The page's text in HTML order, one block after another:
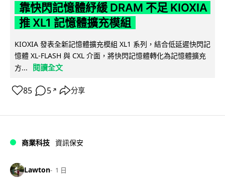
靠快閃記憶體紓緩 DRAM 不足 KIOXIA
推 XL1 記憶體擴充模組
KIOXIA 發表全新記憶體擴充模組 XL1 系列，結合低延遲快閃記
憶體 XL-FLASH 與 CXL 介面，將快閃記憶體轉化為記憶體擴充
方...
閱讀全文
85 5 ↗ 分享
商業科技 資訊保安
Lawton 1 日